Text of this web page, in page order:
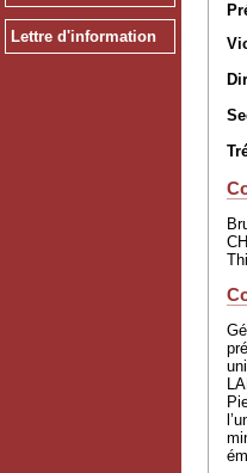
Lettre d'information